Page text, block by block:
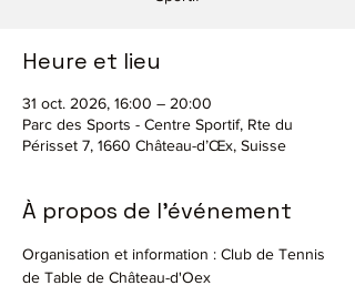
Heure et lieu
31 oct. 2026, 16:00 – 20:00
Parc des Sports - Centre Sportif, Rte du
Périsset 7, 1660 Château-d’Œx, Suisse
À propos de l'événement
Organisation et information : Club de Tennis
de Table de Château-d'Oex